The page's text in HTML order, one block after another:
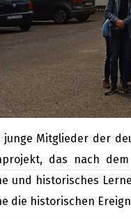
junge Mitglieder der
das nach
und historisches
die historischen